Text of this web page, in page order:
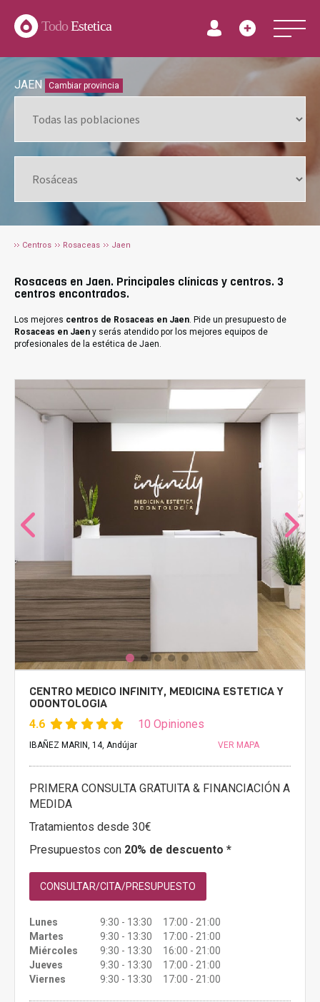
TodoEstetica
JAEN Cambiar provincia
Centros Rosaceas Jaen
Rosaceas en Jaen. Principales clínicas y centros. 3
centros encontrados.
Los mejores centros de Rosaceas en Jaen. Pide un presupuesto de
Rosaceas en Jaen y serás atendido por los mejores equipos de
profesionales de la estética de Jaen.
CENTRO MEDICO INFINITY, MEDICINA ESTETICA Y
ODONTOLOGIA
4.6 10 Opiniones
IBAÑEZ MARIN, 14, Andújar VER MAPA
PRIMERA CONSULTA GRATUITA & FINANCIACIÓN A
MEDIDA
Tratamientos desde 30€
Presupuestos con 20% de descuento *
CONSULTAR/CITA/PRESUPUESTO
Lunes
9:30 - 13:30 17:00 - 21:00
Martes
9:30 - 13:30 17:00 - 21:00
Miércoles
9:30 - 13:30 16:00 - 21:00
Jueves
9:30 - 13:30 17:00 - 21:00
Viernes
9:30 - 13:30 17:00 - 21:00